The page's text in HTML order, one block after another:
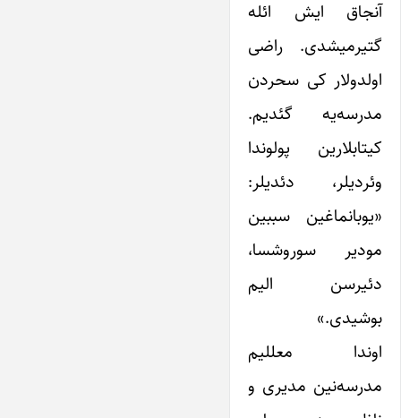
آنجاق ایش ائله
گتیرمیشدی. راضی
اولدولار کی سحردن
مدرسه‌یه گئدیم.
کیتابلارین پولوندا
وئردیلر، دئدیلر:
«یوبانماغین سببین
مودیر سوروشسا،
دئیرسن الیم
بوشیدی.»
اوندا معللیم
مدرسه‌نین مدیری و